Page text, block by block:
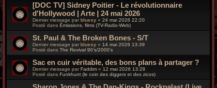
[DOC TV] Sidney Poitier - Le révolutionnaire
d'Hollywood | Arte | 24 mai 2026
Dernier message par bluesy « 24 mai 2026 22:20
Posté dans Émissions, films (TV-Radio-Web)
St. Paul & The Broken Bones - S/T
Dernier message par bluesy « 14 mai 2026 13:39
Posté dans The Revival 90’s/2000’s
Sac en cuir véritable, des bons plans à partager ?
Dernier message parFaddim « 12 mai 2026 13:28
Posté dans Funkhunt (le coin des diggers et des zicos)